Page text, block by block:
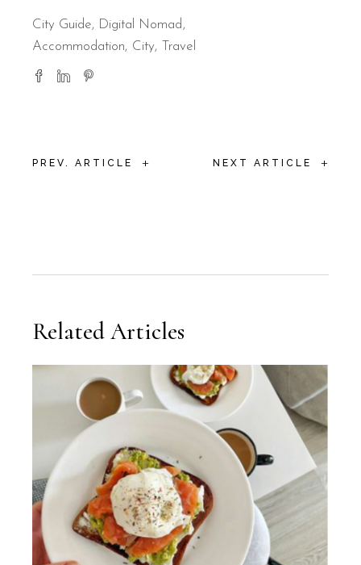
City Guide, Digital Nomad
Accommodation
City Travel
PREV. ARTICLE + NEXT ARTICLE +
Related Articles